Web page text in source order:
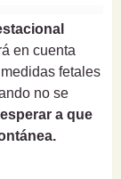
en cuenta
fetales
no se
esperar a que